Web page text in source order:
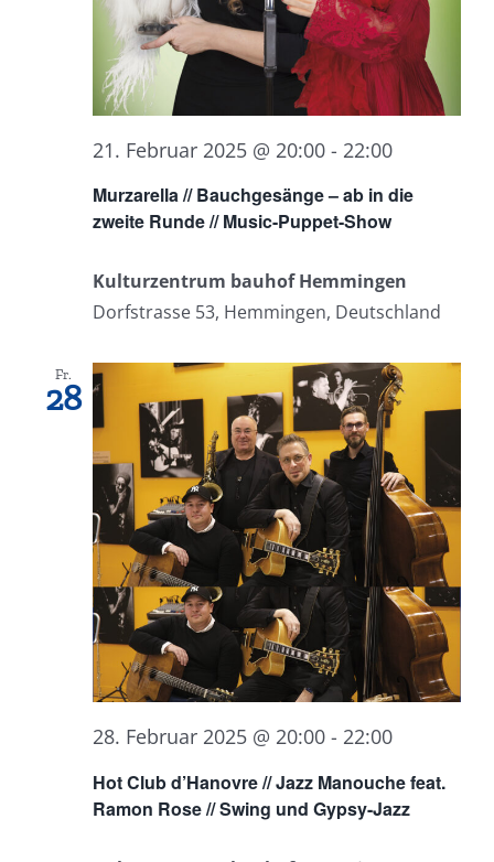
Murzarella // Bauchgesänge – ab in die
zweite Runde // Music-Puppet-Show
21. Februar 2025 @ 20:00 - 22:00
Kulturzentrum bauhof Hemmingen
Dorfstrasse 53, Hemmingen, Deutschland
Fr.
28
Hot Club d’Hanovre // Jazz Manouche feat.
Ramon Rose // Swing und Gypsy-Jazz
28. Februar 2025 @ 20:00 - 22:00